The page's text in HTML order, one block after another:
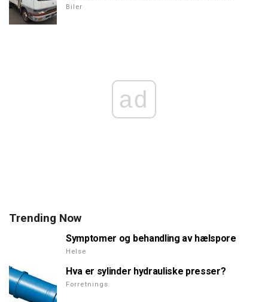
Biler
ad
Trending Now
Symptomer og behandling av hælspore
Helse
Hva er sylinder hydrauliske presser?
Forretnings